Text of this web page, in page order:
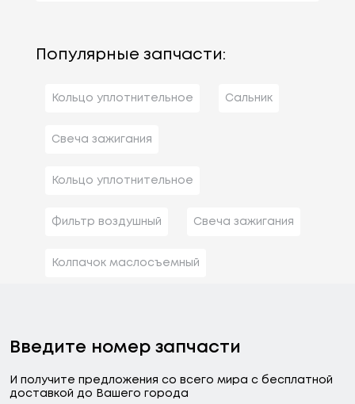
Популярные запчасти:
Кольцо уплотнительное Сальник
Свеча зажигания
Кольцо уплотнительное
Фильтр воздушный Свеча зажигания
Колпачок маслосъемный
Введите номер запчасти
И получите предложения со всего мира с бесплатной
доставкой до Вашего города